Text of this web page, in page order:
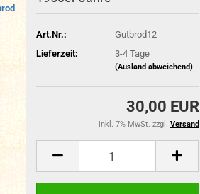
Art.Nr.:
Gutbrod12
Lieferzeit:
3-4 Tage
(Ausland abweichend)
30,00 EUR
inkl. 7% MwSt. zzgl. Versand